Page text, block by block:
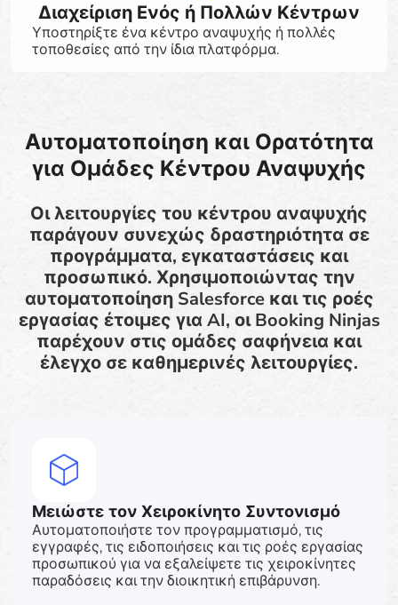
Διαχείριση Ενός ή Πολλών Κέντρων
Υποστηρίξτε ένα κέντρο αναψυχής ή πολλές
τοποθεσίες από την ίδια πλατφόρμα.
Αυτοματοποίηση και Ορατότητα
για Ομάδες Κέντρου Αναψυχής
Οι λειτουργίες του κέντρου αναψυχής
παράγουν συνεχώς δραστηριότητα σε
προγράμματα, εγκαταστάσεις και
προσωπικό. Χρησιμοποιώντας την
αυτοματοποίηση Salesforce και τις ροές
εργασίας έτοιμες για AI, οι Booking Ninjas
παρέχουν στις ομάδες σαφήνεια και
έλεγχο σε καθημερινές λειτουργίες.
Μειώστε τον Χειροκίνητο Συντονισμό
Αυτοματοποιήστε τον προγραμματισμό, τις
εγγραφές, τις ειδοποιήσεις και τις ροές εργασίας
προσωπικού για να εξαλείψετε τις χειροκίνητες
παραδόσεις και την διοικητική επιβάρυνση.